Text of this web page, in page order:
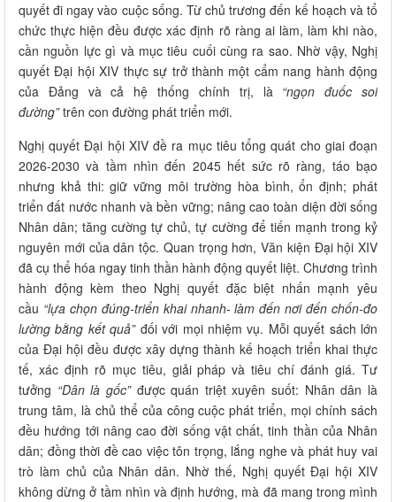
quyết đi ngay vào cuộc sống. Từ chủ trương đến kế hoạch và tổ
chức thực hiện đều được xác định rõ ràng ai làm, làm khi nào,
cần nguồn lực gì và mục tiêu cuối cùng ra sao. Nhờ vậy, Nghị
quyết Đại hội XIV thực sự trở thành một cẩm nang hành động
của Đảng và cả hệ thống chính trị, là “ngọn đuốc soi
đường”trên con đường phát triển mới.
Nghị quyết Đại hội XIV đề ra mục tiêu tổng quát cho giai đoạn
2026-2030 và tầm nhìn đến 2045 hết sức rõ ràng, táo bạo
nhưng khả thi: giữ vững môi trường hòa bình, ổn định; phát
triển đất nước nhanh và bền vững; nâng cao toàn diện đời sống
Nhân dân; tăng cường tự chủ, tự cường để tiến mạnh trong kỷ
nguyên mới của dân tộc. Quan trọng hơn, Văn kiện Đại hội XIV
đã cụ thể hóa ngay tinh thần hành động quyết liệt. Chương trình
hành động kèm theo Nghị quyết đặc biệt nhấn mạnh yêu
cầu “lựa chọn đúng-triển khai nhanh- làm đến nơi đến chốn-đo
lường bằng kết quả”đối với mọi nhiệm vụ. Mỗi quyết sách lớn
của Đại hội đều được xây dựng thành kế hoạch triển khai thực
tế, xác định rõ mục tiêu, giải pháp và tiêu chí đánh giá. Tư
tưởng “Dân là gốc”được quán triệt xuyên suốt: Nhân dân là
trung tâm, là chủ thể của công cuộc phát triển, mọi chính sách
đều hướng tới nâng cao đời sống vật chất, tinh thần của Nhân
dân; đồng thời đề cao việc tôn trọng, lắng nghe và phát huy vai
trò làm chủ của Nhân dân. Nhờ thế, Nghị quyết Đại hội XIV
không dừng ở tầm nhìn và định hướng, mà đã mang trong mình